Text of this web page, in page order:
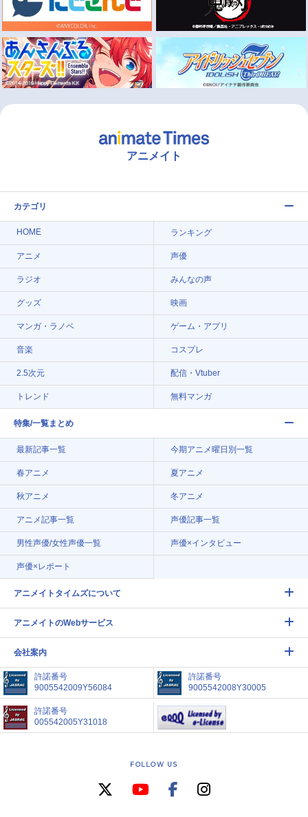
アニメイト
カテゴリ
HOME ランキング
アニメ 声優
ラジオ みんなの声
グッズ 映画
マンガ・ラノベ ゲーム・アプリ
音楽 コスプレ
2.5次元 配信・Vtuber
トレンド 無料マンガ
特集/一覧まとめ
最新記事一覧 今期アニメ曜日別一覧
春アニメ 夏アニメ
秋アニメ 冬アニメ
アニメ記事一覧 声優記事一覧
男性声優/女性声優一覧 声優×インタビュー
声優×レポート
アニメイトタイムズについて
アニメイトのWebサービス
会社案内
許諾番号
9005542009Y56084
許諾番号
9005542008Y30005
許諾番号
005542005Y31018
FOLLOW US